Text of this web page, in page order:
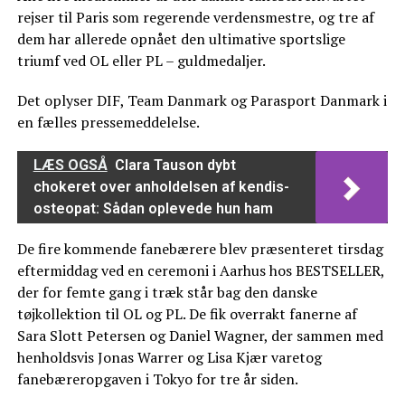
rejser til Paris som regerende verdensmestre, og tre af
dem har allerede opnået den ultimative sportslige
triumf ved OL eller PL – guldmedaljer.
Det oplyser DIF, Team Danmark og Parasport Danmark i
en fælles pressemeddelelse.
LÆS OGSÅ Clara Tauson dybt
chokeret over anholdelsen af kendis-
osteopat: Sådan oplevede hun ham
De fire kommende fanebærere blev præsenteret tirsdag
eftermiddag ved en ceremoni i Aarhus hos BESTSELLER,
der for femte gang i træk står bag den danske
tøjkollektion til OL og PL. De fik overrakt fanerne af
Sara Slott Petersen og Daniel Wagner, der sammen med
henholdsvis Jonas Warrer og Lisa Kjær varetog
fanebæreropgaven i Tokyo for tre år siden.